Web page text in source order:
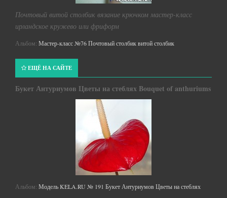
Почтовый витой столбик вязание крючком мастер-класс
ирландское кружево или фриформ
Альбом: Мастер-класс №76 Почтовый столбик витой столбик
ЕЩЁ НА САЙТЕ
Букет Антуриумов Цветы на стеблях Bouquet of anthuriums
Альбом: Модель KELA.RU № 191 Букет Антуриумов Цветы на стеблях